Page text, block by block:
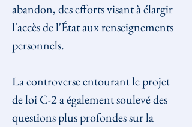
abandon, des efforts visant à élargir
l'accès de l'État aux renseignements
personnels.
La controverse entourant le projet
de loi C-2 a également soulevé des
questions plus profondes sur la